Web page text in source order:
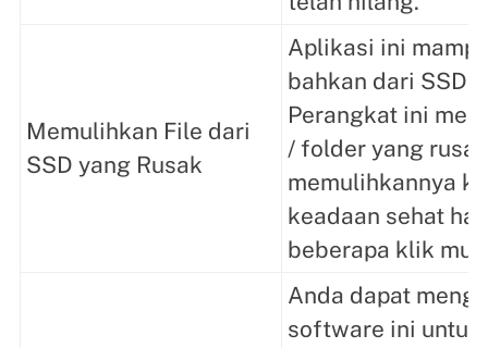
Memulihkan File dari
SSD yang Rusak
Aplikasi ini
bahkan dari SSD
Perangkat ini
/ folder yang
memulihkannya
keadaan sehat
beberapa klik
Anda dapat
software ini untuk